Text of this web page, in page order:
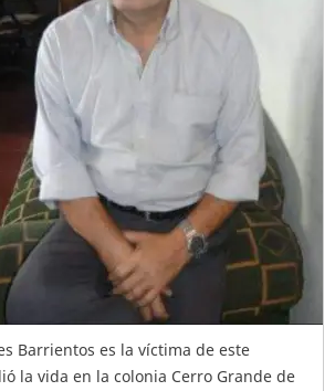
Barrientos es la víctima de este
la vida en la colonia Cerro Grande de